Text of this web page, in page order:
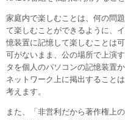
家庭内で楽しむことは、何の問
て楽しむことができるように、
憶装置に記憶して楽しむことは
可がないまま、公の場所で上演
タを個人のパソコンの記憶装置
ネットワーク上に掲出すること
考えます。
また、「非営利だから著作権上